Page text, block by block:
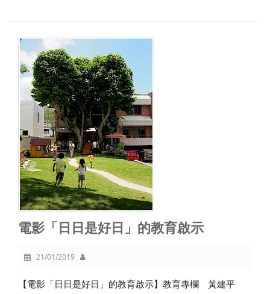
電影「日日是好日」的教育啟示
21/01/2019
【電影「日日是好日」的教育啟示】教育專欄 黃建平